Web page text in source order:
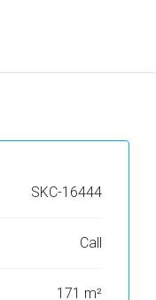
SKC-16444
Call
171 m²